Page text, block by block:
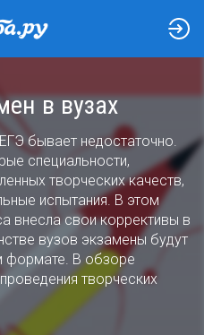
в вузах
бывает недостаточно.
специальности,
творческих качеств,
испытания. В этом
внесла свои коррективы в
вузов экзамены будут
формате. В обзоре
творческих